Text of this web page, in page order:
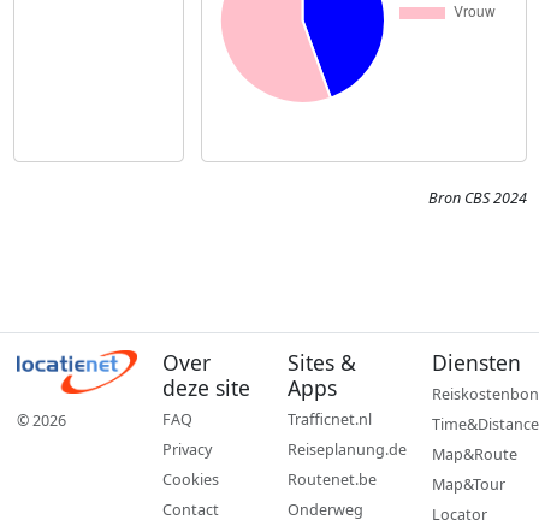
Bron CBS 2024
© 2026
Over
deze site
FAQ
Privacy
Cookies
Contact
Sites &
Apps
Trafficnet.nl
Reiseplanung.de
Routenet.be
Onderweg
Diensten
Reiskostenbon
Time&Distance
Map&Route
Map&Tour
Locator